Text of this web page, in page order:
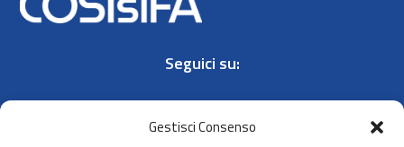
Gestisci Consenso
Seguici su: